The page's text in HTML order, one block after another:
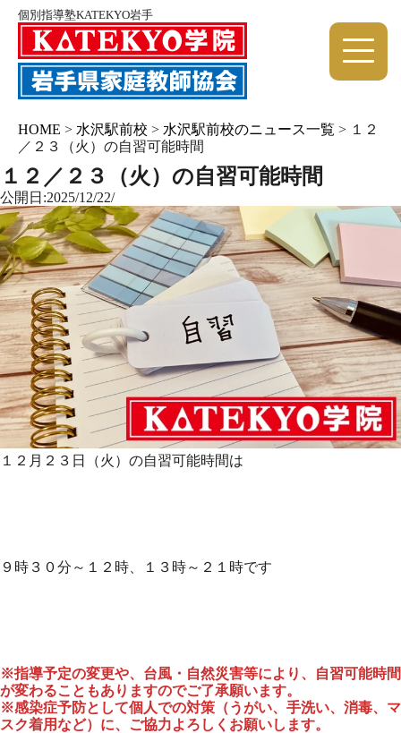
個別指導塾KATEKYO岩手
HOME > 水沢駅前校 > 水沢駅前校のニュース一覧 > １２
／２３（火）の自習可能時間
１２／２３（火）の自習可能時間
公開日:2025/12/22/
１２月２３日（火）の自習可能時間は
９時３０分～１２時、１３時～２１時です
※指導予定の変更や、台風・自然災害等により、自習可能時間
が変わることもありますのでご了承願います。
※感染症予防として個人での対策（うがい、手洗い、消毒、マ
スク着用など）に、ご協力よろしくお願いします。